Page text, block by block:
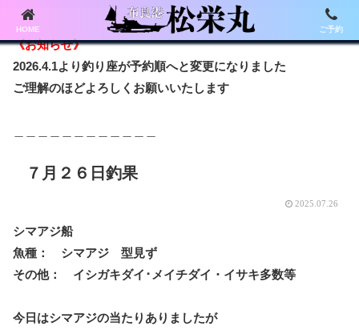
《お知らせ》
2026.4.1より釣り座が予約順へと変更になりました
ご理解のほどよろしくお願いいたします
７月２６日釣果
2025.07.26
シマアジ船
魚種： シマアジ 型見ず
その他： イシガキダイ･メイチダイ・イサキ多数等
今日はシマアジの当たりありましたが
HOME ご予約